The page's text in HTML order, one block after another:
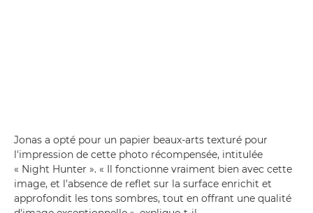
Jonas a opté pour un papier beaux-arts texturé pour
l'impression de cette photo récompensée, intitulée
« Night Hunter ». « Il fonctionne vraiment bien avec cette
image, et l'absence de reflet sur la surface enrichit et
approfondit les tons sombres, tout en offrant une qualité